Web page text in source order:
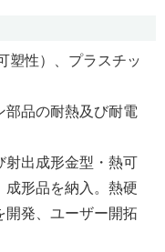
塑性）、プラスチッ
部品の耐熱及び耐電
射出成形金型・熱可
成形品を納入。熱硬
開発、ユーザー開拓